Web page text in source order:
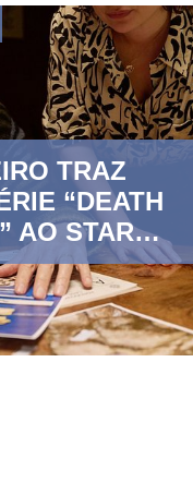
TRAZ
“DEATH
AO STAR